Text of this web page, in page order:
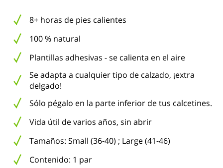
8+ horas de pies calientes
100 % natural
Plantillas adhesivas - se calienta en el aire
Se adapta a cualquier tipo de calzado, ¡extra
delgado!
Sólo pégalo en la parte inferior de tus calcetines.
Vida útil de varios años, sin abrir
Tamaños: Small (36-40) ; Large (41-46)
Contenido: 1 par